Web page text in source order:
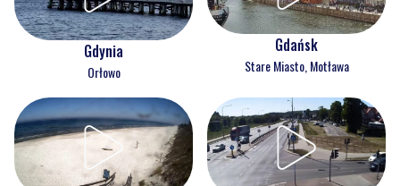
Gdynia
Orłowo
Gdańsk
Stare Miasto, Motława